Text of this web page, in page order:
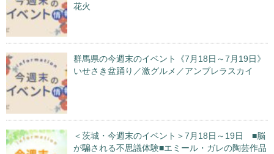
花火
群馬県の今週末のイベント《7月18日～7月19日》
いせさき盆踊り／激グルメ／アンブレラスカイ
＜茨城・今週末のイベント＞7月18日～19日 ■脳
が騙される不思議体験■エミール・ガレの陶芸作品